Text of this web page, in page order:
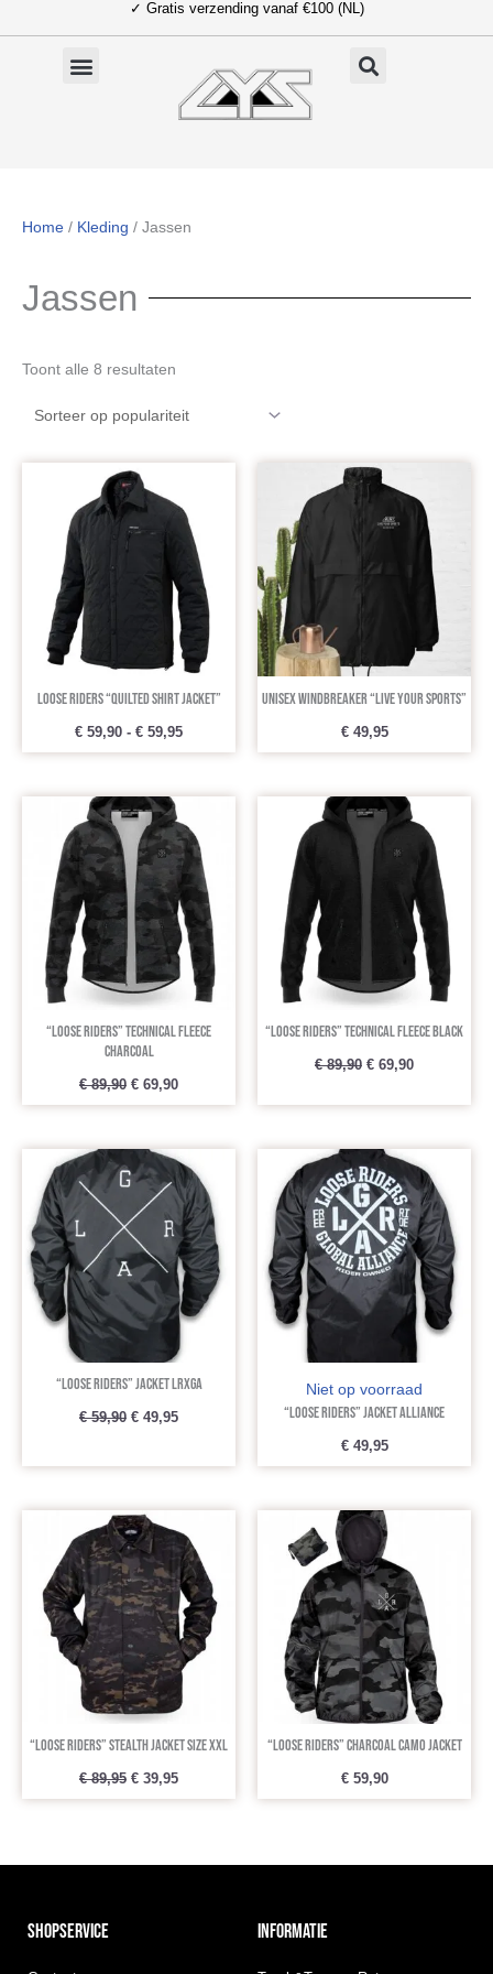
naar
✓ Gratis verzending vanaf €100 (NL)
Home / Kleding / Jassen
Jassen
Toont alle 8 resultaten
populariteit
Loose Riders “Quilted Shirt Jacket”
€ 59,90 - € 59,95
tot
€ 59,95
Unisex windbreaker “Live your Sports”
€49,95
“Loose Riders” Technical Fleece
Charcoal
€89,90
Oorspronkelijke
prijs
was:
€ 89,90.
€ 69,90
prijs
is:
€ 69,90.
“Loose Riders” Technical Fleece Black
€89,90
Oorspronkelijke
prijs
was:
€ 89,90.
€ 69,90
prijs
€ 69,90.
“Loose Riders” Jacket LRXGA
€59,90
Oorspronkelijke
prijs
was:
€ 59,90.
€ 49,95
prijs
is:
€ 49,95.
Niet op voorraad
“Loose Riders” Jacket Alliance
€49,95
“Loose Riders” Stealth Jacket Size XXL
€89,95
Oorspronkelijke
prijs
was:
€ 89,95.
€ 39,95
prijs
is:
€ 39,95.
“Loose Riders” Charcoal Camo Jacket
€59,90
SHOPSERVICE INFORMATIE